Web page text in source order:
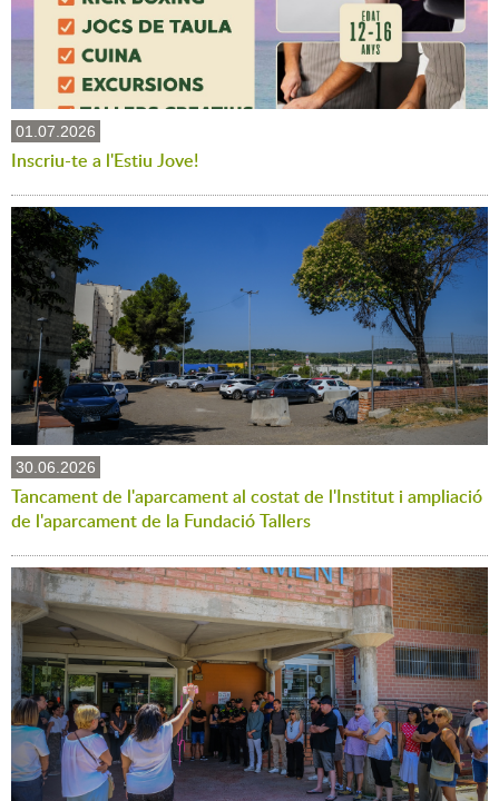
01.07.2026
Inscriu-te a l'Estiu Jove!
30.06.2026
Tancament de l'aparcament al costat de l'Institut i ampliació
de l'aparcament de la Fundació Tallers